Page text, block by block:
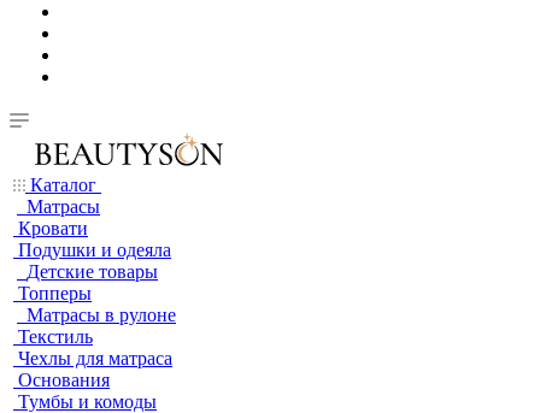
Каталог
Матрасы
Кровати
Подушки и одеяла
Детские товары
Топперы
Матрасы в рулоне
Текстиль
Чехлы для матраса
Основания
Тумбы и комоды